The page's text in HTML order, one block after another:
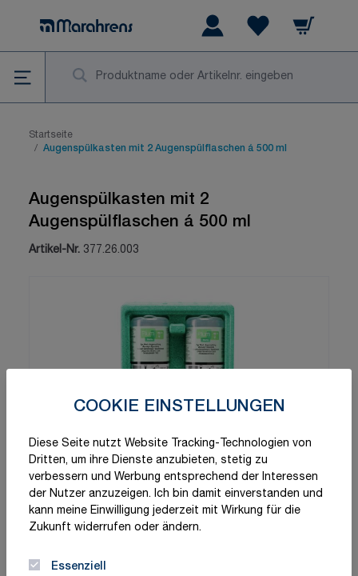
COOKIE EINSTELLUNGEN
Diese Seite nutzt Website Tracking-Technologien von
Dritten, um ihre Dienste anzubieten, stetig zu
verbessern und Werbung entsprechend der Interessen
der Nutzer anzuzeigen. Ich bin damit einverstanden und
kann meine Einwilligung jederzeit mit Wirkung für die
Zukunft widerrufen oder ändern.
Essenziell
Warenkorb
Startseite
/ Augenspülkasten mit 2 Augenspülflaschen á 500 ml
Augenspülkasten mit 2
Augenspülflaschen á 500 ml
Artikel-Nr. 377.26.003